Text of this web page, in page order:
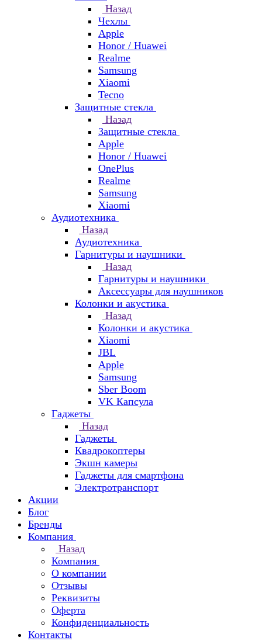
Назад
Чехлы
Apple
Honor / Huawei
Realme
Samsung
Xiaomi
Tecno
Защитные стекла
Назад
Защитные стекла
Apple
Honor / Huawei
OnePlus
Realme
Samsung
Xiaomi
Аудиотехника
Назад
Аудиотехника
Гарнитуры и наушники
Назад
Гарнитуры и наушники
Аксессуары для наушников
Колонки и акустика
Назад
Колонки и акустика
Xiaomi
JBL
Apple
Samsung
Sber Boom
VK Капсула
Гаджеты
Назад
Гаджеты
Квадрокоптеры
Экшн камеры
Гаджеты для смартфона
Электротранспорт
Акции
Блог
Бренды
Компания
Назад
Компания
О компании
Отзывы
Реквизиты
Оферта
Конфиденциальность
Контакты